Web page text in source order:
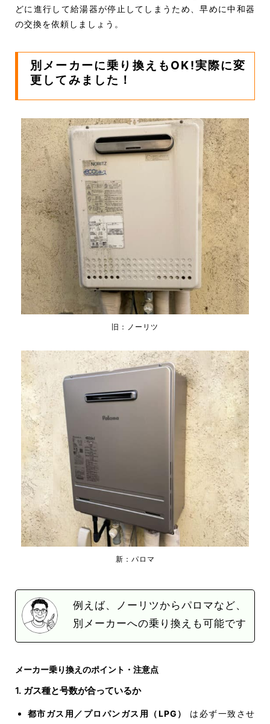
どに進行して給湯器が停止してしまうため、早めに中和器
の交換を依頼しましょう。
別メーカーに乗り換えもOK!実際に変
更してみました！
旧：ノーリツ
新：パロマ
例えば、ノーリツからパロマなど、
別メーカーへの乗り換えも可能です
メーカー乗り換えのポイント・注意点
1. ガス種と号数が合っているか
都市ガス用／プロパンガス用（LPG）
は必ず一致させ